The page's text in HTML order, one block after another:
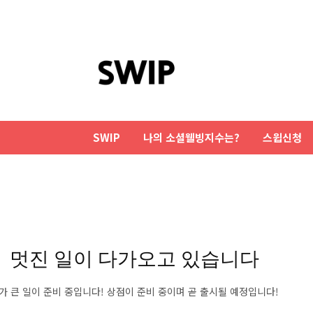
SWIP 나의 소셜웰빙지수는? 스윕신청
멋진 일이 다가오고 있습니다
큰 일이 준비 중입니다! 상점이 준비 중이며 곧 출시될 예정입니다!